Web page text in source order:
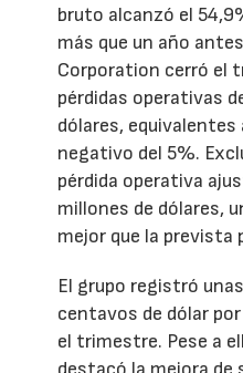
bruto alcanzó el
más que un año
Corporation cerró el
pérdidas operativas
dólares,
negativo del 5%.
pérdida operativa
millones de dólares,
mejor que la prevista
El grupo registró
centavos de dólar
el trimestre. Pese a